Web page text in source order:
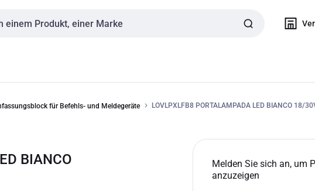
für Befehls- und Meldegeräte LOVLPXLFB8 PORTALAMPADA LED BIANCO 18/
BIANCO
Melden Sie sich an, um
anzuzeigen